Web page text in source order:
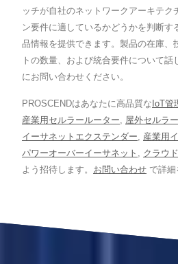
ッチが自社のネットワークアーキテク
ン要件に適しているかどうかを判断す
品情報を提供できます。製品の在庫、
トの数量、および統合要件について
にお問い合わせください。
PROSCENDはあなたに高品質な IoT管
産業用セルラールーター, 屋外セルラ
イーサネットエクステンダー, 産業用
パワーオーバーイーサネット , クラウ
よう招待します。 お問い合わせ で詳細